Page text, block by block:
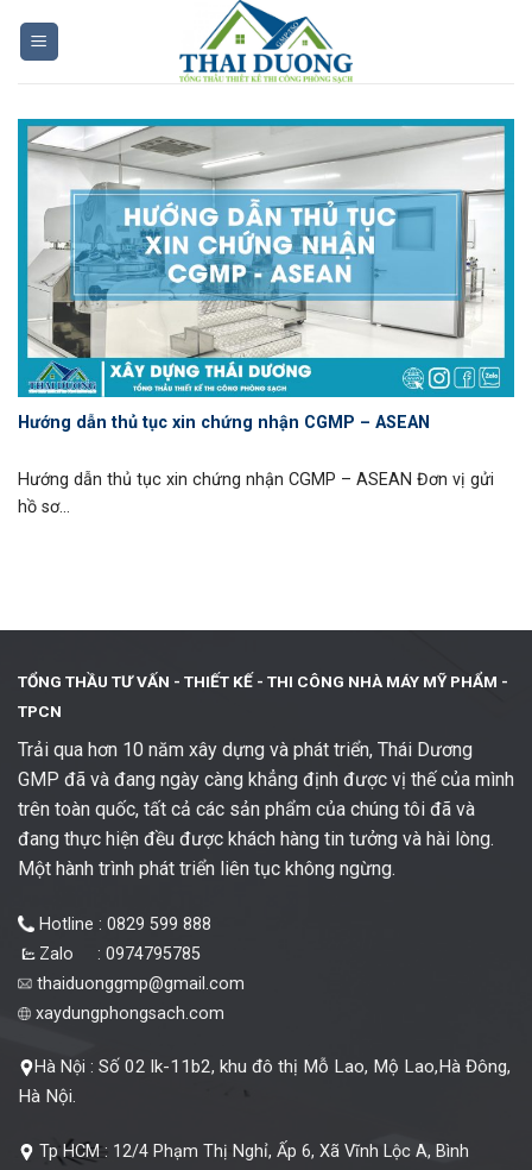
Hướng dẫn thủ tục xin chứng nhận CGMP – ASEAN
Hướng dẫn thủ tục xin chứng nhận CGMP – ASEAN Đơn vị gửi
hồ sơ...
TỔNG THẦU TƯ VẤN - THIẾT KẾ - THI CÔNG NHÀ MÁY MỸ PHẨM -
TPCN
Trải qua hơn 10 năm xây dựng và phát triển, Thái Dương
GMP đã và đang ngày càng khẳng định được vị thế của mình
trên toàn quốc, tất cả các sản phẩm của chúng tôi đã và
đang thực hiện đều được khách hàng tin tưởng và hài lòng.
Một hành trình phát triển liên tục không ngừng.
Hotline : 0829 599 888
Zalo : 0974795785
thaiduonggmp@gmail.com
xaydungphongsach.com
Hà Nội : Số 02 lk-11b2, khu đô thị Mỗ Lao, Mộ Lao,Hà Đông,
Hà Nội.
Tp HCM : 12/4 Phạm Thị Nghỉ, Ấp 6, Xã Vĩnh Lộc A, Bình